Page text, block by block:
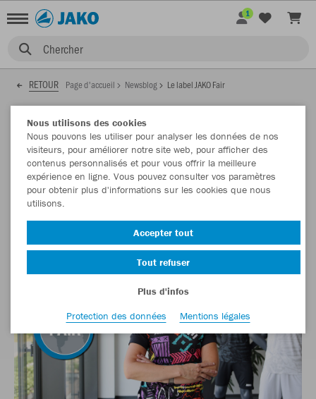
Chercher
1
RETOUR Page d'accueil Newsblog Le label JAKO Fair
01.09.2021
Le label JAKO Fair
Vous avez déjà découvert le label JAKO Fair dans notre
catalogue ou onlineshop?
Nous utilisons des cookies
Nous pouvons les utiliser pour analyser les données de nos
visiteurs, pour améliorer notre site web, pour afficher des
contenus personnalisés et pour vous offrir la meilleure
expérience en ligne. Vous pouvez consulter vos paramètres
pour obtenir plus d'informations sur les cookies que nous
utilisons.
Accepter tout
Tout refuser
Plus d'infos
Protection des données
Mentions légales